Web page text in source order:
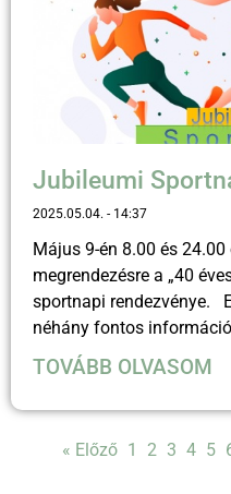
Jubileumi
2025.05.04. 14:37
Május 9-én 8.00 és 24.00
megrendezésre a „40
sportnapi rendezvénye.
néhány fontos
TOVÁBB OLVASOM
« Előző 1 2 3 4 5